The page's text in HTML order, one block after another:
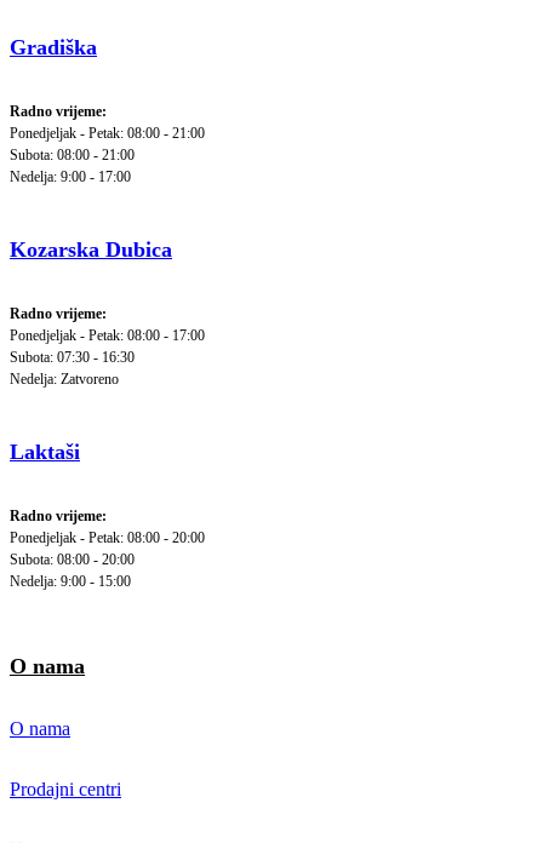
Gradiška
Radno vrijeme:
Ponedjeljak - Petak: 08:00 - 21:00
Subota: 08:00 - 21:00
Nedelja: 9:00 - 17:00
Kozarska Dubica
Radno vrijeme:
Ponedjeljak - Petak: 08:00 - 17:00
Subota: 07:30 - 16:30
Nedelja: Zatvoreno
Laktaši
Radno vrijeme:
Ponedjeljak - Petak: 08:00 - 20:00
Subota: 08:00 - 20:00
Nedelja: 9:00 - 15:00
O nama
O nama
Prodajni centri